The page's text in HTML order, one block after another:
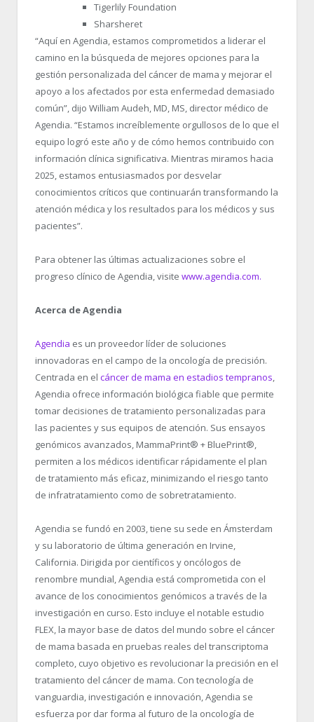
Tigerlily Foundation
Sharsheret
“Aquí en Agendia, estamos comprometidos a liderar el
camino en la búsqueda de mejores opciones para la
gestión personalizada del cáncer de mama y mejorar el
apoyo a los afectados por esta enfermedad demasiado
común”, dijo William Audeh, MD, MS, director médico de
Agendia. “Estamos increíblemente orgullosos de lo que el
equipo logró este año y de cómo hemos contribuido con
información clínica significativa. Mientras miramos hacia
2025, estamos entusiasmados por desvelar
conocimientos críticos que continuarán transformando la
atención médica y los resultados para los médicos y sus
pacientes”.
Para obtener las últimas actualizaciones sobre el
progreso clínico de Agendia, visite www.agendia.com.
Acerca de Agendia
Agendia es un proveedor líder de soluciones
innovadoras en el campo de la oncología de precisión.
Centrada en el cáncer de mama en estadios tempranos,
Agendia ofrece información biológica fiable que permite
tomar decisiones de tratamiento personalizadas para
las pacientes y sus equipos de atención. Sus ensayos
genómicos avanzados, MammaPrint® + BluePrint®,
permiten a los médicos identificar rápidamente el plan
de tratamiento más eficaz, minimizando el riesgo tanto
de infratratamiento como de sobretratamiento.
Agendia se fundó en 2003, tiene su sede en Ámsterdam
y su laboratorio de última generación en Irvine,
California. Dirigida por científicos y oncólogos de
renombre mundial, Agendia está comprometida con el
avance de los conocimientos genómicos a través de la
investigación en curso. Esto incluye el notable estudio
FLEX, la mayor base de datos del mundo sobre el cáncer
de mama basada en pruebas reales del transcriptoma
completo, cuyo objetivo es revolucionar la precisión en el
tratamiento del cáncer de mama. Con tecnología de
vanguardia, investigación e innovación, Agendia se
esfuerza por dar forma al futuro de la oncología de